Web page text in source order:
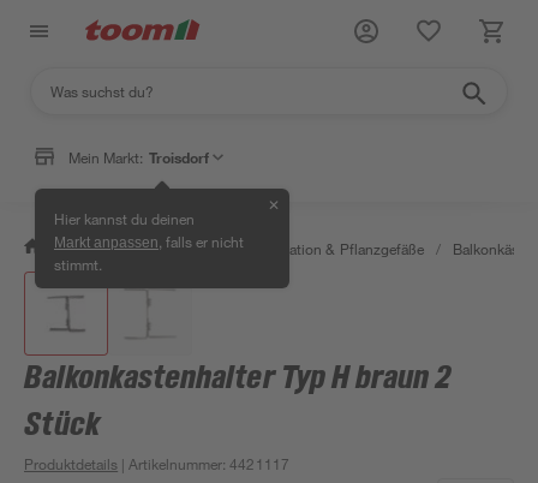
Mein Markt: Troisdorf
Hier kannst du deinen
Markt anpassen , falls er nicht
stimmt.
✕
/ Garten & Freizeit / Gartendekoration & Pflanzgefäße /
Balkonkastenhalter Typ H braun 2
Stück
Produktdetails | Artikelnummer:4421117